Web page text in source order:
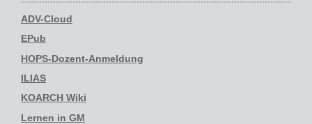
ADV-Cloud
EPub
HOPS-Dozent-Anmeldung
ILIAS
KOARCH Wiki
Lernen in GM